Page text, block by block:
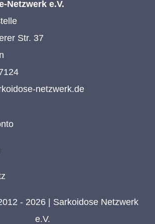
Netzwerk e.V.
Str. 37
netzwerk.de
- 2026 | Sarkoidose Netzwerk
e.V.